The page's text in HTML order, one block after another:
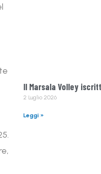
Il Marsala Volley
2 Luglio 2026
Leggi »